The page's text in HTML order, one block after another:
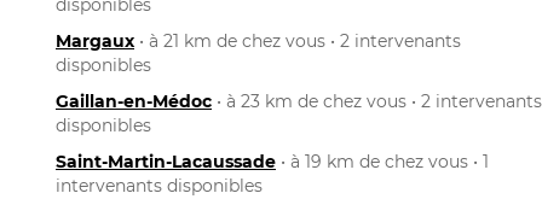
disponibles
Margaux • à 21 km de chez vous • 2 intervenants
disponibles
Gaillan-en-Médoc • à 23 km de chez vous • 2 intervenants
disponibles
Saint-Martin-Lacaussade • à 19 km de chez vous • 1
intervenants disponibles